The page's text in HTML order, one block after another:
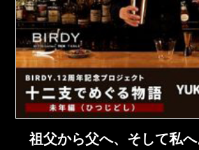
祖父から父へ、そして私